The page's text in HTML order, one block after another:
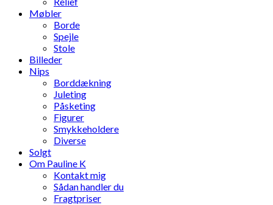
Møbler
Borde
Spejle
Stole
Billeder
Nips
Borddækning
Juleting
Påsketing
Figurer
Smykkeholdere
Diverse
Solgt
Om Pauline K
Kontakt mig
Sådan handler du
Fragtpriser